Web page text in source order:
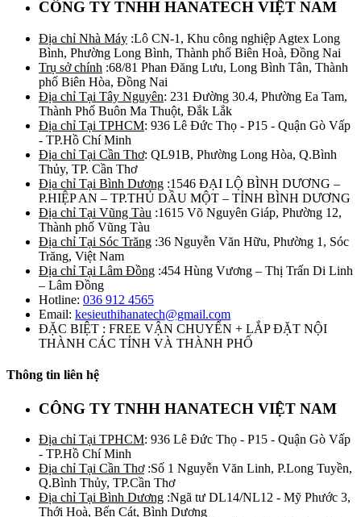
CÔNG TY TNHH HANATECH VIỆT NAM
Địa chỉ Nhà Máy :Lô CN-1, Khu công nghiệp Agtex Long
Bình, Phường Long Bình, Thành phố Biên Hoà, Đồng Nai
Trụ sở chính :68/81 Phan Đăng Lưu, Long Bình Tân, Thành
phố Biên Hòa, Đồng Nai
Địa chỉ Tại Tây Nguyên: 231 Đường 30.4, Phường Ea Tam,
Thành Phố Buôn Ma Thuột, Đắk Lắk
Địa chỉ Tại TPHCM: 936 Lê Đức Thọ - P15 - Quận Gò Vấp
- TP.Hồ Chí Minh
Địa chỉ Tại Cần Thơ: QL91B, Phường Long Hòa, Q.Bình
Thủy, TP. Cần Thơ
Địa chỉ Tại Bình Dương :1546 ĐẠI LỘ BÌNH DƯƠNG –
P.HIỆP AN – TP.THỦ DẦU MỘT – TỈNH BÌNH DƯƠNG
Địa chỉ Tại Vũng Tàu :1615 Võ Nguyên Giáp, Phường 12,
Thành phố Vũng Tàu
Địa chỉ Tại Sóc Trăng :36 Nguyễn Văn Hữu, Phường 1, Sóc
Trăng, Việt Nam
Địa chỉ Tại Lâm Đồng :454 Hùng Vương – Thị Trấn Di Linh
– Lâm Đồng
Hotline: 036 912 4565
Email: kesieuthihanatech@gmail.com
ĐẶC BIỆT : FREE VẬN CHUYỂN + LẮP ĐẶT NỘI
THÀNH CÁC TỈNH VÀ THÀNH PHỐ
Thông tin liên hệ
CÔNG TY TNHH HANATECH VIỆT NAM
Địa chỉ Tại TPHCM: 936 Lê Đức Thọ - P15 - Quận Gò Vấp
- TP.Hồ Chí Minh
Địa chỉ Tại Cần Thơ:Số 1 Nguyễn Văn Linh, P.Long Tuyền,
Q.Bình Thủy, TP.Cần Thơ
Địa chỉ Tại Bình Dương :Ngã tư DL14/NL12 - Mỹ Phước 3,
Thới Hoà, Bến Cát, Bình Dương